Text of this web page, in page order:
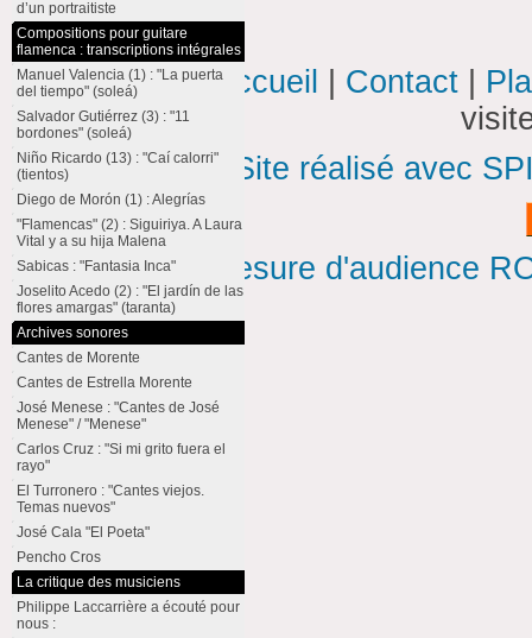
d’un portraitiste
Compositions pour guitare
flamenca : transcriptions intégrales
Manuel Valencia (1) : "La puerta
del tiempo" (soleá)
Salvador Gutiérrez (3) : "11
bordones" (soleá)
Niño Ricardo (13) : "Caí calorri"
(tientos)
Diego de Morón (1) : Alegrías
"Flamencas" (2) : Siguiriya. A Laura
Vital y a su hija Malena
Sabicas : "Fantasia Inca"
Joselito Acedo (2) : "El jardín de las
flores amargas" (taranta)
Archives sonores
Cantes de Morente
Cantes de Estrella Morente
José Menese : "Cantes de José
Menese" / "Menese"
Carlos Cruz : "Si mi grito fuera el
rayo"
El Turronero : "Cantes viejos.
Temas nuevos"
José Cala "El Poeta"
Pencho Cros
La critique des musiciens
Philippe Laccarrière a écouté pour
nous :
Accueil Contact
Site réalisé avec
Mesure d'audience